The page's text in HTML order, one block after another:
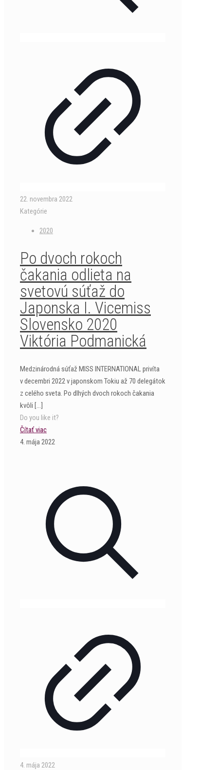
22. novembra 2022
Kategórie
2020
Po dvoch rokoch
čakania odlieta na
svetovú súťaž do
Japonska I. Vicemiss
Slovensko 2020
Viktória Podmanická
Medzinárodná súťaž MISS INTERNATIONAL privíta
v decembri 2022 v japonskom Tokiu až 70 delegátok
z celého sveta. Po dlhých dvoch rokoch čakania
kvôli […]
Do you like it?
Čítať viac
4. mája 2022
4. mája 2022